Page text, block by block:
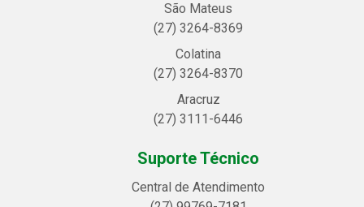
São Mateus
(27) 3264-8369
Colatina
(27) 3264-8370
Aracruz
(27) 3111-6446
Suporte Técnico
Central de Atendimento